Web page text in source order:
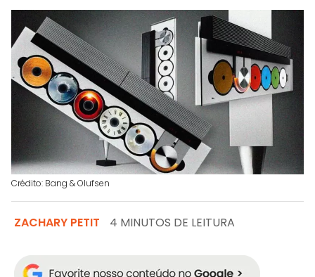
Crédito: Bang & Olufsen
ZACHARY PETIT 4 MINUTOS DE LEITURA